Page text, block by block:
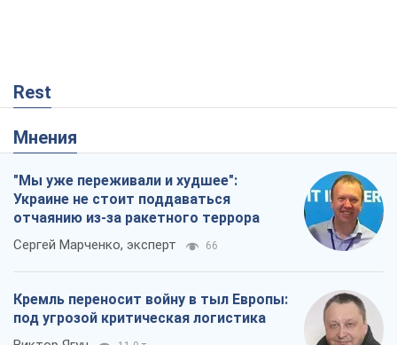
Rest
Мнения
"Мы уже переживали и худшее":
Украине не стоит поддаваться
отчаянию из-за ракетного террора
Сергей Марченко, эксперт 66
Кремль переносит войну в тыл Европы:
под угрозой критическая логистика